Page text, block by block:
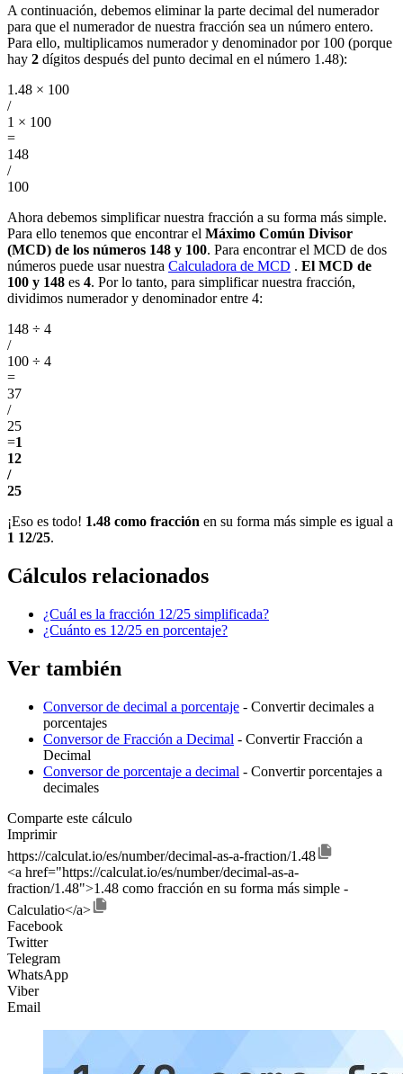
A continuación, debemos eliminar la parte decimal del numerador
para que el numerador de nuestra fracción sea un número entero.
Para ello, multiplicamos numerador y denominador por 100 (porque
hay 2 dígitos después del punto decimal en el número 1.48):
1.48 × 100
/
1 × 100
=
148
/
100
Ahora debemos simplificar nuestra fracción a su forma más simple.
Para ello tenemos que encontrar el Máximo Común Divisor
(MCD) de los números 148 y 100. Para encontrar el MCD de dos
números puede usar nuestra Calculadora de MCD . El MCD de
100 y 148 es 4. Por lo tanto, para simplificar nuestra fracción,
dividimos numerador y denominador entre 4:
148 ÷ 4
/
100 ÷ 4
=
37
/
25
=1
12
/
25
¡Eso es todo! 1.48 como fracción en su forma más simple es igual a
1 12/25.
Cálculos relacionados
¿Cuál es la fracción 12/25 simplificada?
¿Cuánto es 12/25 en porcentaje?
Ver también
Conversor de decimal a porcentaje - Convertir decimales a
porcentajes
Conversor de Fracción a Decimal - Convertir Fracción a
Decimal
Conversor de porcentaje a decimal - Convertir porcentajes a
decimales
Comparte este cálculo
Imprimir
https://calculat.io/es/number/decimal-as-a-fraction/1.48
<a href="https://calculat.io/es/number/decimal-as-a-
fraction/1.48">1.48 como fracción en su forma más simple -
Calculatio</a>
Facebook
Twitter
Telegram
WhatsApp
Viber
Email